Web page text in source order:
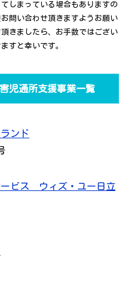
しまっている場合もありますの
問い合わせ頂きますようお願い
きましたら、お手数ではござい
すと幸いです。
児通所支援事業一覧
ンド
ービス ウィズ・ユー日立